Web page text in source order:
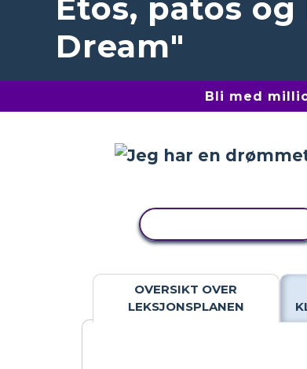
Etos, patos
Dream"
Bli med
OVERSIKT OVER
LEKSJONSPLANEN